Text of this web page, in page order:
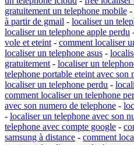
gratuitement un telephone mobile -
à partir de gmail - localiser un
localiser un telephone apple perdu
vole et eteint - comment localiser
localiser un telephone asus -
gratuitement - localiser un
telephone portable eteint avec son
localiser un telephone perdu -
comment localiser un telephone
avec son numero de telephone -
- localiser un telephone avec son
telephone avec compte google -
samsung à distance - comment